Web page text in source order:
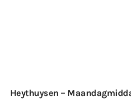
Heythuysen –